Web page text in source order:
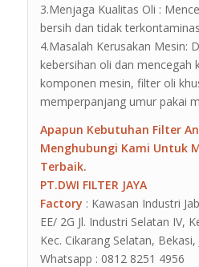
3.Menjaga Kualitas Oli :
bersih dan tidak
4.Masalah Kerusakan Mesin:
kebersihan oli dan mencegah
komponen mesin, filter oli
memperpanjang umur pakai
Apapun Kebutuhan Filter
Menghubungi Kami Untuk
Terbaik.
PT.DWI FILTER JAYA
Factory : Kawasan Industri
EE/ 2G Jl. Industri Selatan IV,
Kec. Cikarang Selatan,
Whatsapp : 0812 8251 4956